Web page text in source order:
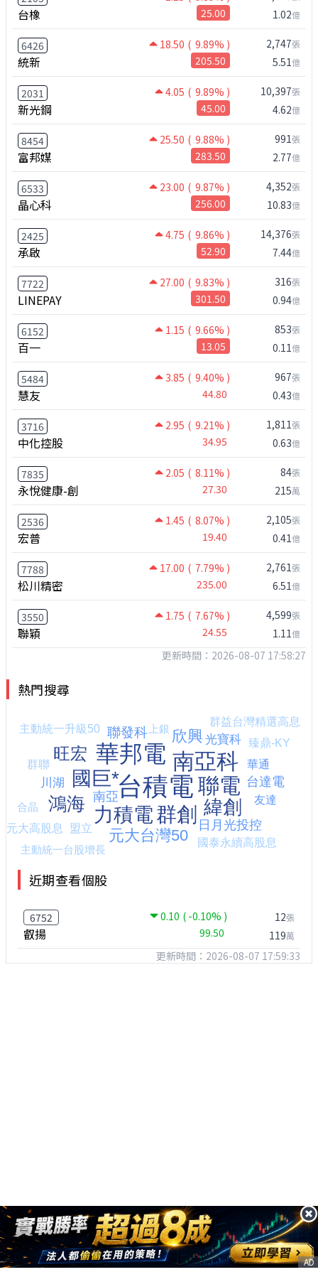
台橡 25.00 1.02億
6426 18.50 ( 9.89% )
統新 205.50
2,747張
5.51億
2031 4.05 ( 9.89% )
新光鋼 45.00
10,397張
4.62億
8454 25.50 ( 9.88% )
富邦媒 283.50
991張
2.77億
6533 23.00 ( 9.87% )
晶心科 256.00
4,352張
10.83億
2425 4.75 ( 9.86% )
承啟 52.90
14,376張
7.44億
7722 27.00 ( 9.83% )
LINEPAY 301.50
316張
0.94億
6152 1.15 ( 9.66% )
百一 13.05
853張
0.11億
5484 3.85 ( 9.40% )
慧友 44.80
967張
0.43億
3716 2.95 ( 9.21% )
中化控股 34.95
1,811張
0.63億
7835 2.05 ( 8.11% )
永悅健康-創 27.30
84張
215萬
2536 1.45 ( 8.07% )
宏普 19.40
2,105張
0.41億
7788 17.00 ( 7.79% )
松川精密 235.00
2,761張
6.51億
3550 1.75 ( 7.67% )
聯穎 24.55
4,599張
1.11億
更新時間：2026-08-07 17:58:27
熱門搜尋
近期查看個股
6752 0.10 ( -0.10% )
叡揚 99.50
12張
119萬
更新時間：2026-08-07 17:59:33
AD